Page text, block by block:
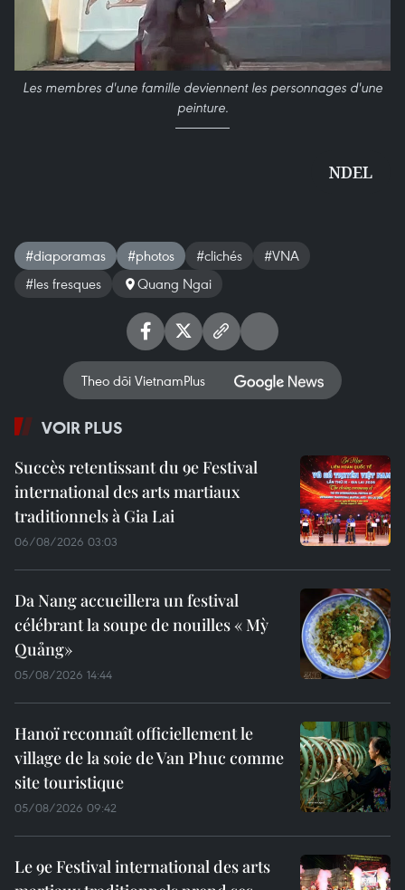
Les membres d'une famille deviennent les personnages d'une
peinture.
NDEL
#diaporamas #photos #clichés
#VNA
#les fresques
Quang Ngai
Theo dõi VietnamPlus
VOIR PLUS
Succès retentissant du 9e Festival
international des arts martiaux
traditionnels à Gia Lai
06/08/2026 03:03
Da Nang accueillera un festival
célébrant la soupe de nouilles « Mỳ
Quảng»
05/08/2026 14:44
Hanoï reconnaît officiellement le
village de la soie de Van Phuc comme
site touristique
05/08/2026 09:42
Le 9e Festival international des arts